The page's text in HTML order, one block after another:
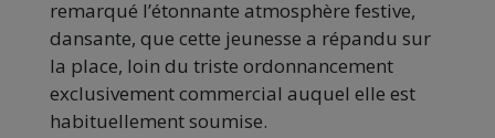
remarqué l’étonnante atmosphère festive,
dansante, que cette jeunesse a répandu sur
la place, loin du triste ordonnancement
exclusivement commercial auquel elle est
habituellement soumise.